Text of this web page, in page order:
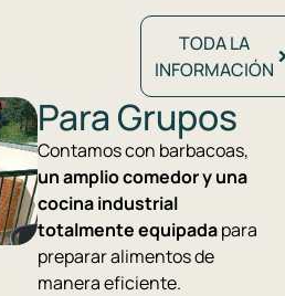
TODA LA
INFORMACIÓN
Para Grupos
Contamos con barbacoas,
un amplio comedor y una
cocina industrial
totalmente equipadapara
preparar alimentos de
manera eficiente.